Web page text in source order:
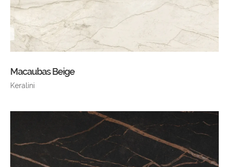
Macaubas Beige
Keralini